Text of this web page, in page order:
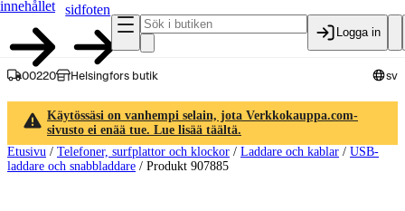
innehållet
sidfoten
Logga in
00220 Helsingfors butik sv
Käytössäsi on vanhempi selain, jota Verkkokauppa.com-
sivusto ei enää tue. Lue lisää täältä.
Etusivu / Telefoner, surfplattor och klockor / Laddare och kablar / USB-
laddare och snabbladdare / Produkt 907885